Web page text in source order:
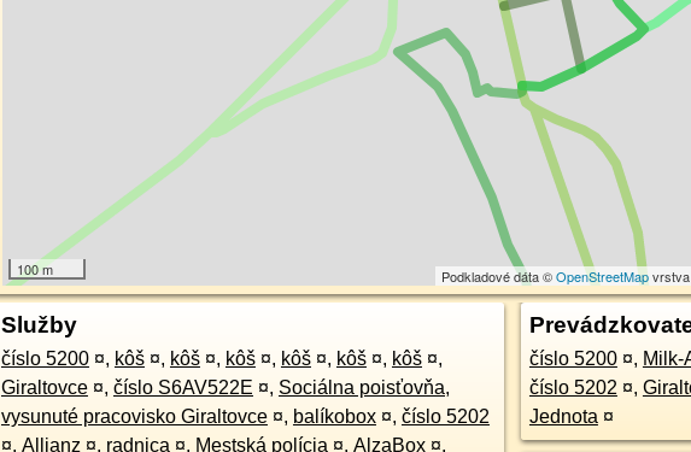
100 m Podkladové dáta ©OpenStreetMapvrstva
Služby
číslo 5200 ¤, kôš ¤, kôš ¤, kôš ¤, kôš ¤, kôš ¤, kôš ¤,
Giraltovce ¤, číslo S6AV522E ¤, Sociálna poisťovňa,
vysunuté pracovisko Giraltovce ¤, balíkobox ¤, číslo 5202
¤, Allianz ¤, radnica ¤, Mestská polícia ¤, AlzaBox ¤,
číslo 5200 ¤, Milk-
číslo 5202 ¤,
Jednota ¤